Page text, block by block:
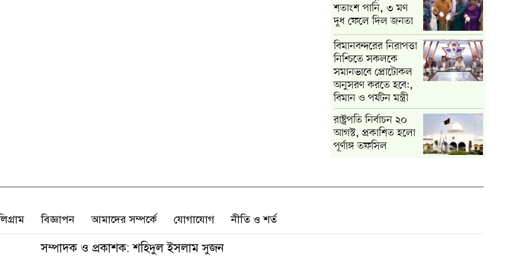
শতাংশ পানি, ৩ মণ
দুধ ফেলে দিল জনতা
বিমানবন্দরের নিরাপত্তা
নিশ্চিতে সকলকে
সমানভাবে প্রোটোকল
অনুসরণ করতে হবে:,
বিমান ও পর্যটন মন্ত্রী
রাষ্ট্রপতি নির্বাচন ২০
আগস্ট, প্রকাশিত হলো
পূর্ণাঙ্গ তফসিল
বিজ্ঞাপন আমাদের সম্পর্কে যোগাযোগ নীতি ও শর্ত
সম্পাদক ও প্রকাশক: শহিদুল ইসলাম সুজন